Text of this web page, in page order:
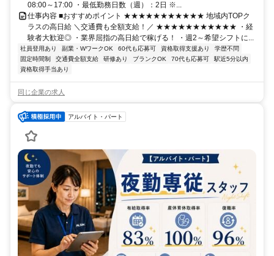
08:00～17:00 ・最低勤務日数（週）：2日 ※...
仕事内容 ■おすすめポイント ★★★★★★★★★★★ 地域内TOPク
ラスの高日給 ＼交通費も全額支給！／ ★★★★★★★★★★★ ・経
験者大歓迎◎ ・業界屈指の高日給で稼げる！ ・週2～希望シフトに...
社員登用あり 副業・WワークOK 60代も応募可 資格取得支援あり
学歴不問
固定時間制
交通費全額支給 研修あり ブランクOK 70代も応募可
駅近5分以内
資格取得手当あり
同じ企業の求人
アルバイト・パート